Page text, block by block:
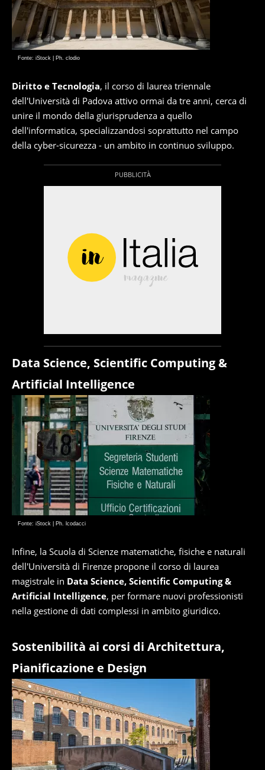
Fonte: iStock | Ph. clodio
Diritto e Tecnologia, il corso di laurea triennale
dell'Università di Padova attivo ormai da tre anni, cerca di
unire il mondo della giurisprudenza a quello
dell'informatica, specializzandosi soprattutto nel campo
della cyber-sicurezza - un ambito in continuo sviluppo.
Data Science, Scientific Computing &
Artificial Intelligence
Fonte: iStock | Ph. lcodacci
Infine, la Scuola di Scienze matematiche, fisiche e naturali
dell'Università di Firenze propone il corso di laurea
magistrale in Data Science, Scientific Computing &
Artificial Intelligence, per formare nuovi professionisti
nella gestione di dati complessi in ambito giuridico.
Sostenibilità ai corsi di Architettura,
Pianificazione e Design